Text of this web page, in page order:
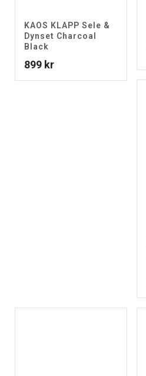
KAOS KLAPP Sele &
Dynset Charcoal
Black
899 kr